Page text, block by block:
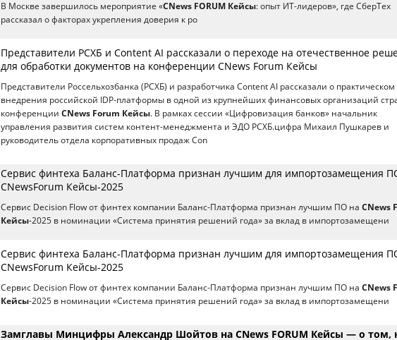
В Москве завершилось мероприятие «CNews FORUM Кейсы: опыт ИТ-лидеров», где СберТех
рассказал о факторах укрепления доверия к ро
Представители РСХБ и Content AI рассказали о переходе на отечественное
для обработки документов на конференции CNews Forum Кейсы
Представители Россельхозбанка (РСХБ) и разработчика Content AI рассказали о
внедрения российской IDP-платформы в одной из крупнейших финансовых организаций
конференции CNews Forum Кейсы. В рамках сессии «Цифровизация банков» начальник
управления развития систем контент-менеджмента и ЭДО РСХБ.цифра Михаил Пушкарев и
руководитель отдела корпоративных продаж Con
Сервис финтеха Баланс-Платформа признан лучшим для импортозамещения
CNewsForum Кейсы-2025
Сервис Decision Flow от финтех компании Баланс-Платформа признан лучшим ПО на CNews
Кейсы-2025 в номинации «Система принятия решений года» за вклад в импортозамещени
Сервис финтеха Баланс-Платформа признан лучшим для импортозамещения
CNewsForum Кейсы-2025
Сервис Decision Flow от финтех компании Баланс-Платформа признан лучшим ПО на CNews
Кейсы-2025 в номинации «Система принятия решений года» за вклад в импортозамещени
Замглавы Минцифры Александр Шойтов на CNews FORUM Кейсы — о том,